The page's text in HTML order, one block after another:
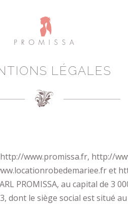
LÉGALES
www.promissa.fr, http://
et
PROMISSA, au capital de 3
dont le siège social est situé